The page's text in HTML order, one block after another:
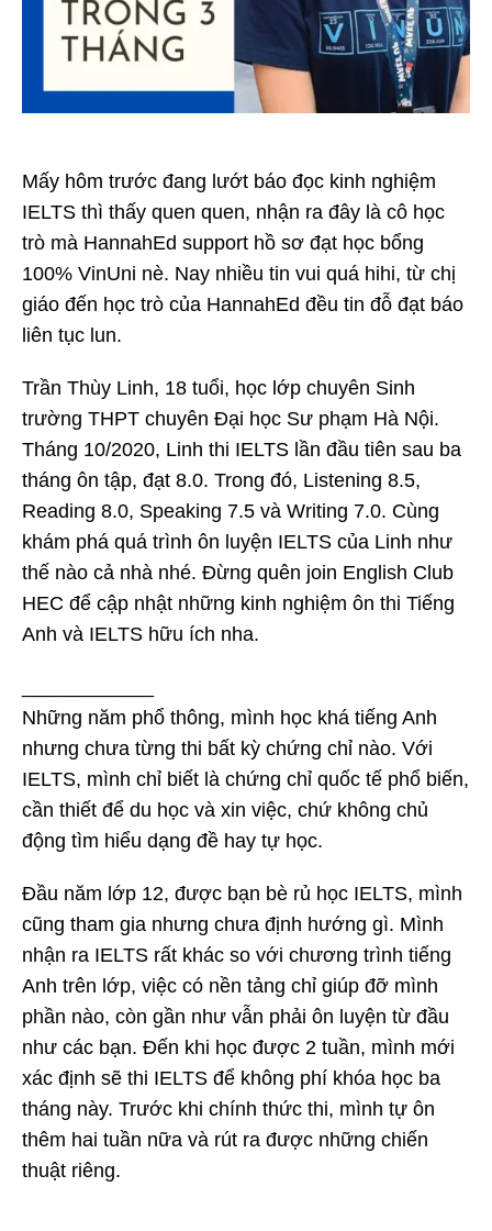
Mấy hôm trước đang lướt báo đọc kinh nghiệm
IELTS thì thấy quen quen, nhận ra đây là cô học
trò mà HannahEd support hồ sơ đạt học bổng
100% VinUni nè. Nay nhiều tin vui quá hihi, từ chị
giáo đến học trò của HannahEd đều tin đỗ đạt báo
liên tục lun.
Trần Thùy Linh, 18 tuổi, học lớp chuyên Sinh
trường THPT chuyên Đại học Sư phạm Hà Nội.
Tháng 10/2020, Linh thi IELTS lần đầu tiên sau ba
tháng ôn tập, đạt 8.0. Trong đó, Listening 8.5,
Reading 8.0, Speaking 7.5 và Writing 7.0. Cùng
khám phá quá trình ôn luyện IELTS của Linh như
thế nào cả nhà nhé. Đừng quên join English Club
HEC để cập nhật những kinh nghiệm ôn thi Tiếng
Anh và IELTS hữu ích nha.
Những năm phổ thông, mình học khá tiếng Anh
nhưng chưa từng thi bất kỳ chứng chỉ nào. Với
IELTS, mình chỉ biết là chứng chỉ quốc tế phổ biến,
cần thiết để du học và xin việc, chứ không chủ
động tìm hiểu dạng đề hay tự học.
Đầu năm lớp 12, được bạn bè rủ học IELTS, mình
cũng tham gia nhưng chưa định hướng gì. Mình
nhận ra IELTS rất khác so với chương trình tiếng
Anh trên lớp, việc có nền tảng chỉ giúp đỡ mình
phần nào, còn gần như vẫn phải ôn luyện từ đầu
như các bạn. Đến khi học được 2 tuần, mình mới
xác định sẽ thi IELTS để không phí khóa học ba
tháng này. Trước khi chính thức thi, mình tự ôn
thêm hai tuần nữa và rút ra được những chiến
thuật riêng.